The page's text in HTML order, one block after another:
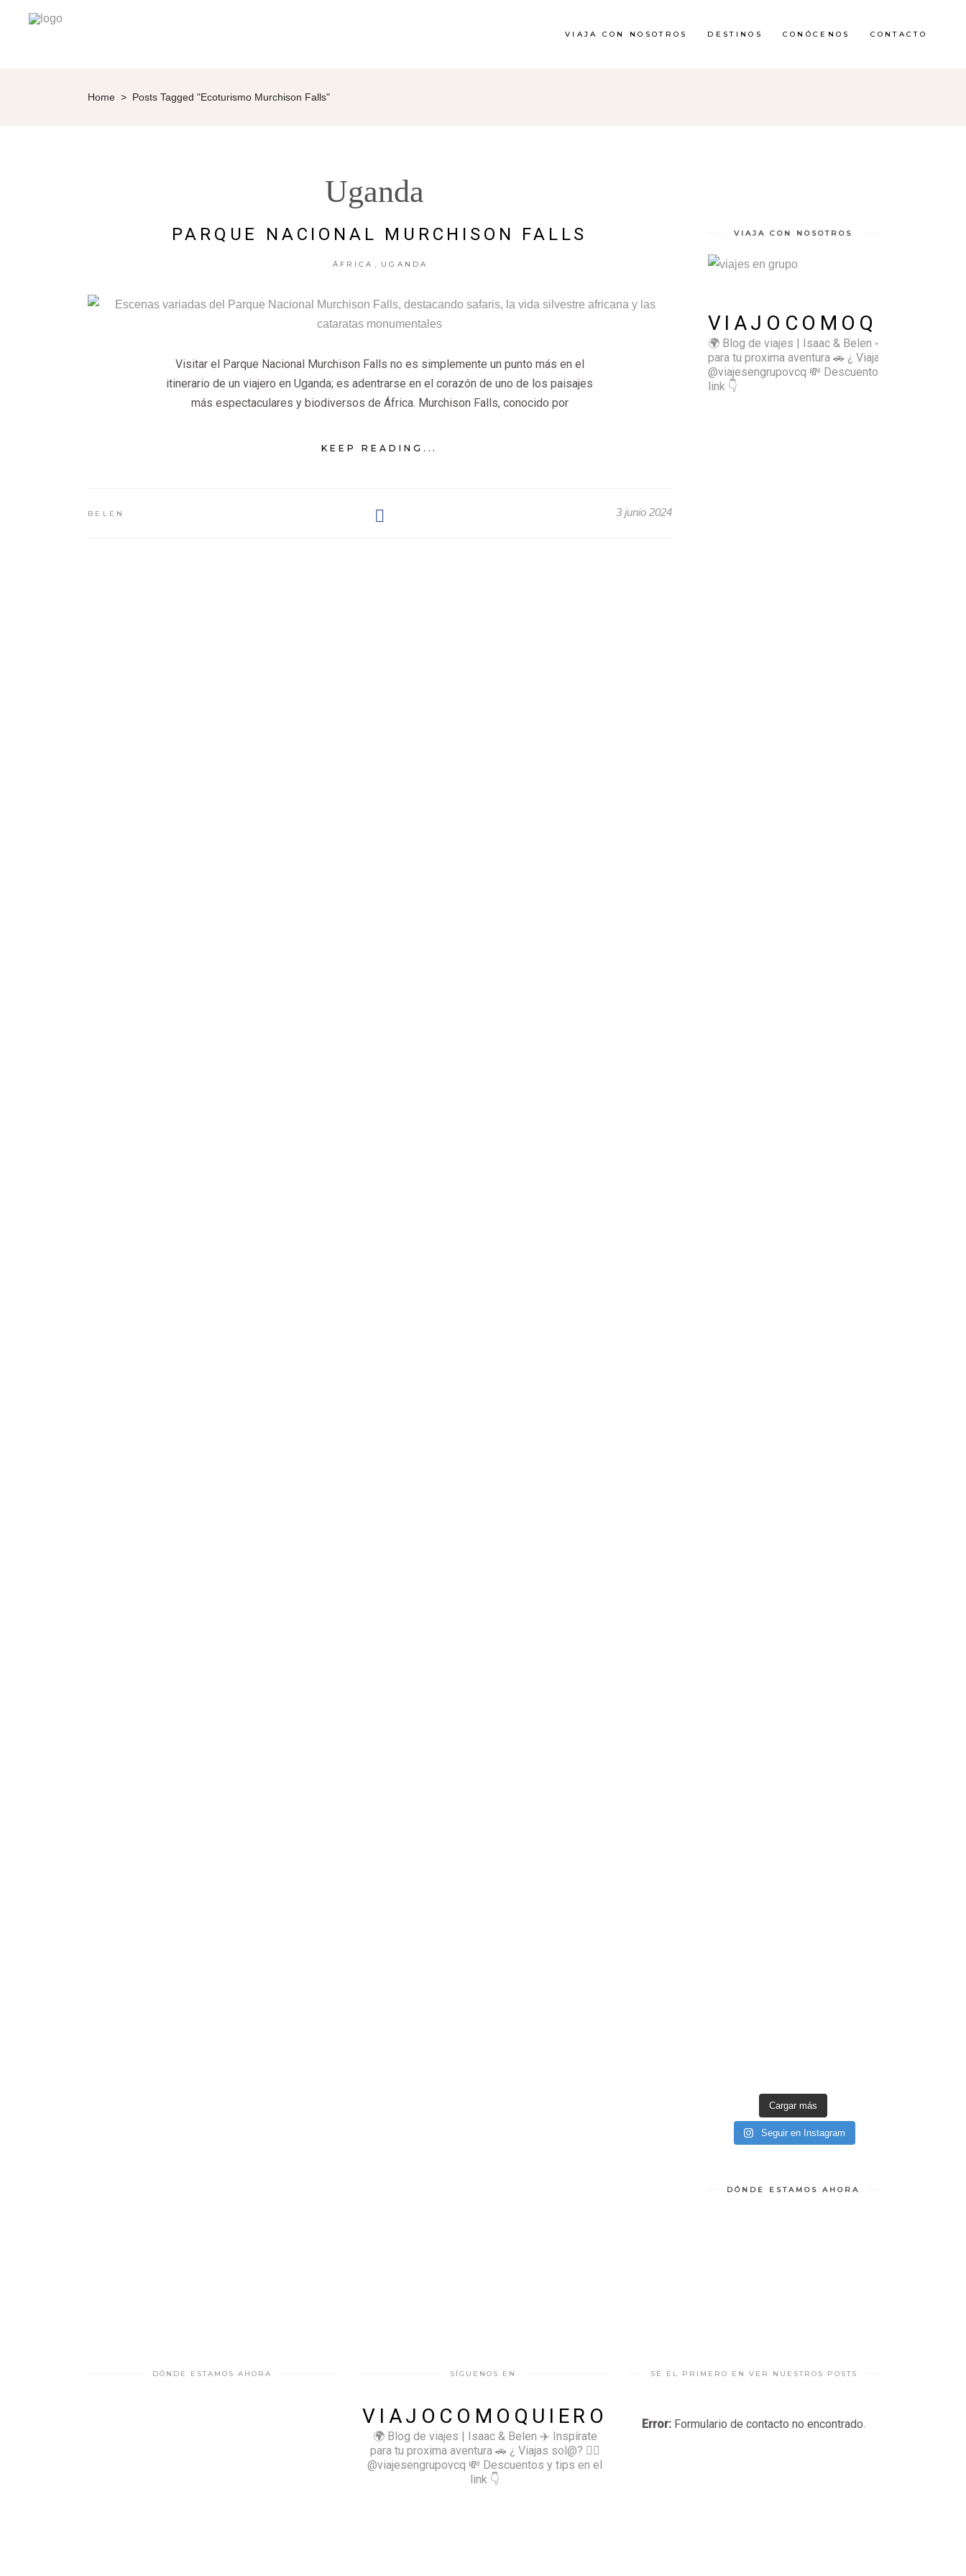
VIAJA CON NOSOTROS DESTINOS CONÓCENOS CONTACTO
Home > Posts Tagged "ecoturismo Murchison Falls"
Uganda
PARQUE NACIONAL MURCHISON FALLS
ÁFRICA UGANDA
Visitar el Parque Nacional Murchison Falls no es simplemente un punto más en el
itinerario de un viajero en Uganda; es adentrarse en el corazón de uno de los paisajes
más espectaculares y biodiversos de África. Murchison Falls, conocido por
KEEP READING...
BELEN 3 junio 2024
VIAJA CON NOSOTROS
VIAJOCOMOQUIERO
🌍 Blog de viajes | Isaac & Belen ✈️ Inspírate
para tu proxima aventura 🚗 ¿ Viajas sol@? 👉🏻
@viajesengrupovcq 💸 Descuentos y tips en el
link 👇
Cargar más
Seguir en Instagram
DÓNDE ESTAMOS AHORA
DÓNDE ESTAMOS AHORA SÍGUENOS EN
VIAJOCOMOQUIERO
🌍 Blog de viajes | Isaac & Belen ✈️ Inspírate
para tu proxima aventura 🚗 ¿ Viajas sol@? 👉🏻
@viajesengrupovcq 💸 Descuentos y tips en el
link 👇
SÉ EL PRIMERO EN VER NUESTROS POSTS
Error: Formulario de contacto no encontrado.